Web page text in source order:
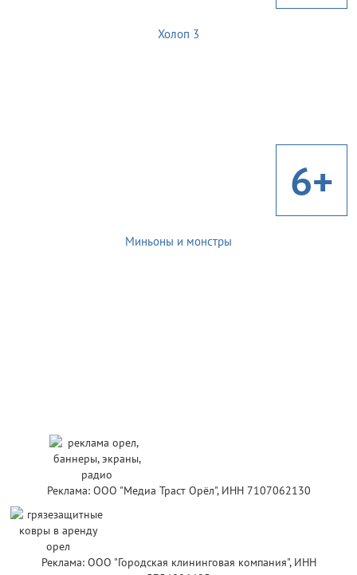
Холоп 3
6+
Миньоны и монстры
Реклама: ООО "Медиа Траст Орёл", ИНН 7107062130
Реклама: ООО "Городская клининговая компания", ИНН